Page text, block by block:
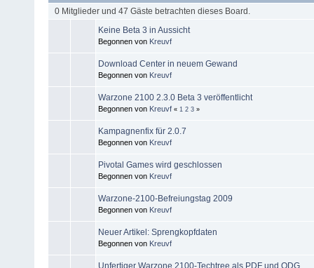
0 Mitglieder und 47 Gäste betrachten dieses Board.
Keine Beta 3 in Aussicht
Begonnen von Kreuvf
Download Center in neuem Gewand
Begonnen von Kreuvf
Warzone 2100 2.3.0 Beta 3 veröffentlicht
Begonnen von Kreuvf « 1 2 3 »
Kampagnenfix für 2.0.7
Begonnen von Kreuvf
Pivotal Games wird geschlossen
Begonnen von Kreuvf
Warzone-2100-Befreiungstag 2009
Begonnen von Kreuvf
Neuer Artikel: Sprengkopfdaten
Begonnen von Kreuvf
Unfertiger Warzone 2100-Techtree als PDF und ODG